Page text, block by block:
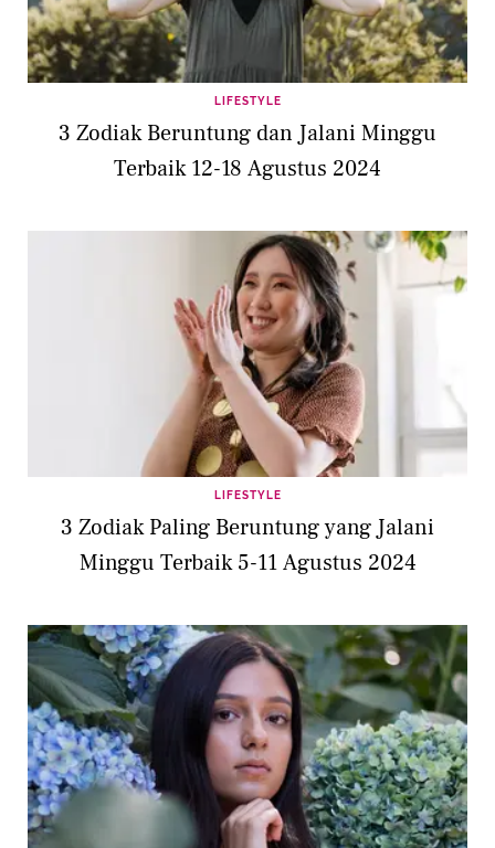
LIFESTYLE
3 Zodiak Beruntung dan Jalani Minggu
Terbaik 12-18 Agustus 2024
LIFESTYLE
3 Zodiak Paling Beruntung yang Jalani
Minggu Terbaik 5-11 Agustus 2024